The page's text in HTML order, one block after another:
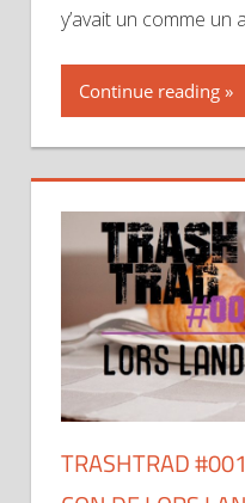
y’avait un comme un
Continue reading
TRASHTRAD